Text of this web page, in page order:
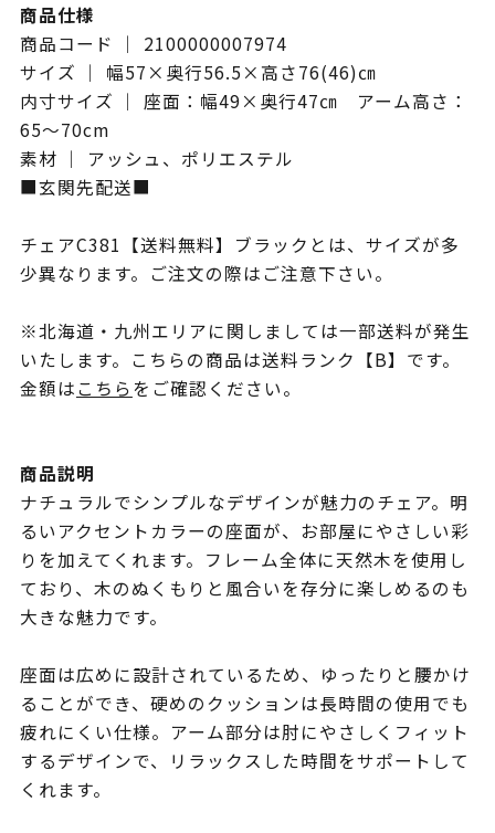
商品仕様
商品コード ｜ 2100000007974
サイズ ｜ 幅57×奥行56.5×高さ76(46)㎝
内寸サイズ ｜ 座面：幅49×奥行47㎝ アーム高さ：
65～70cm
素材 ｜ アッシュ、ポリエステル
■玄関先配送■
チェアC381【送料無料】ブラックとは、サイズが多
少異なります。ご注文の際はご注意下さい。
※北海道・九州エリアに関しましては一部送料が発生
いたします。こちらの商品は送料ランク【B】です。
金額はこちらをご確認ください。
商品説明
ナチュラルでシンプルなデザインが魅力のチェア。明
るいアクセントカラーの座面が、お部屋にやさしい彩
りを加えてくれます。フレーム全体に天然木を使用し
ており、木のぬくもりと風合いを存分に楽しめるのも
大きな魅力です。
座面は広めに設計されているため、ゆったりと腰かけ
ることができ、硬めのクッションは長時間の使用でも
疲れにくい仕様。アーム部分は肘にやさしくフィット
するデザインで、リラックスした時間をサポートして
くれます。